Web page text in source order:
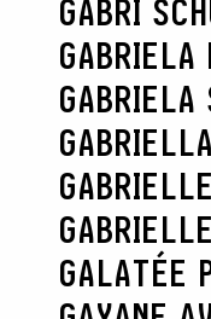
GABRI
GABRIELA
GABRIELA
GALATÉE